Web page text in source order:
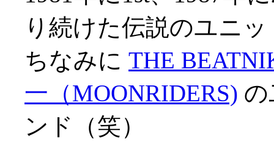
り続けた伝説のユニ
ちなみに THE
一（MOONRIDERS)
ンド（笑）